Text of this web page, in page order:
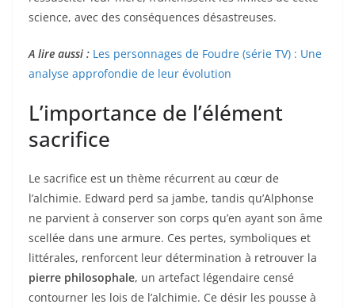
science, avec des conséquences désastreuses.
A lire aussi : Les personnages de Foudre (série TV) : Une
analyse approfondie de leur évolution
L’importance de l’élément
sacrifice
Le sacrifice est un thème récurrent au cœur de
l’alchimie. Edward perd sa jambe, tandis qu’Alphonse
ne parvient à conserver son corps qu’en ayant son âme
scellée dans une armure. Ces pertes, symboliques et
littérales, renforcent leur détermination à retrouver la
pierre philosophale, un artefact légendaire censé
contourner les lois de l’alchimie. Ce désir les pousse à